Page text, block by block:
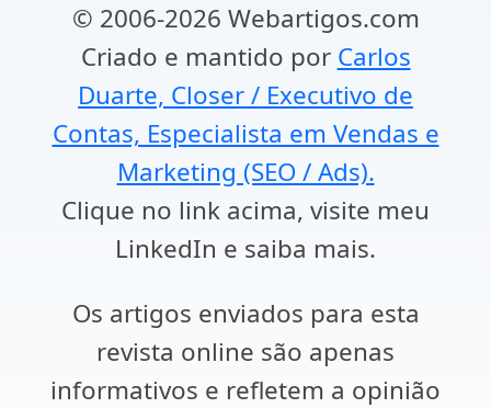
© 2006-2026 Webartigos.com
Criado e mantido por Carlos
Duarte, Closer / Executivo de
Contas, Especialista em Vendas e
Marketing (SEO / Ads).
Clique no link acima, visite meu
LinkedIn e saiba mais.
Os artigos enviados para esta
revista online são apenas
informativos e refletem a opinião